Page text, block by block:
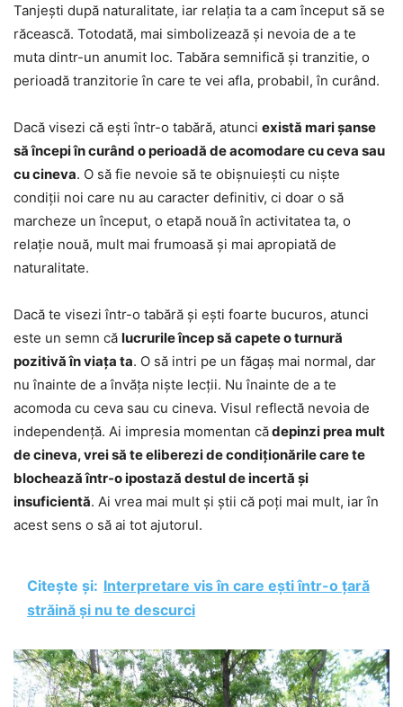
Tanjești după naturalitate, iar relația ta a cam început să se
răcească. Totodată, mai simbolizează și nevoia de a te
muta dintr-un anumit loc. Tabăra semnifică și tranzitie, o
perioadă tranzitorie în care te vei afla, probabil, în curând.
Dacă visezi că ești într-o tabără, atunci există mari șanse
să începi în curând o perioadă de acomodare cu ceva sau
cu cineva. O să fie nevoie să te obișnuiești cu niște
condiții noi care nu au caracter definitiv, ci doar o să
marcheze un început, o etapă nouă în activitatea ta, o
relație nouă, mult mai frumoasă și mai apropiată de
naturalitate.
Dacă te visezi într-o tabără și ești foarte bucuros, atunci
este un semn că lucrurile încep să capete o turnură
pozitivă în viața ta. O să intri pe un făgaș mai normal, dar
nu înainte de a învăța niște lecții. Nu înainte de a te
acomoda cu ceva sau cu cineva. Visul reflectă nevoia de
independență. Ai impresia momentan cădepinzi prea mult
de cineva, vrei să te eliberezi de condiționările care te
blochează într-o ipostază destul de incertă și
insuficientă. Ai vrea mai mult și știi că poți mai mult, iar în
acest sens o să ai tot ajutorul.
Citește și: Interpretare vis în care ești într-o țară
străină și nu te descurci